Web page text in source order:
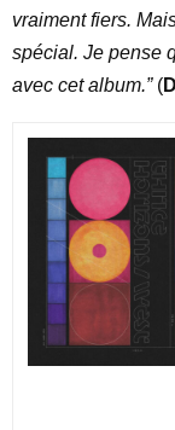
vraiment fiers.
spécial. Je pense
avec cet album.” (